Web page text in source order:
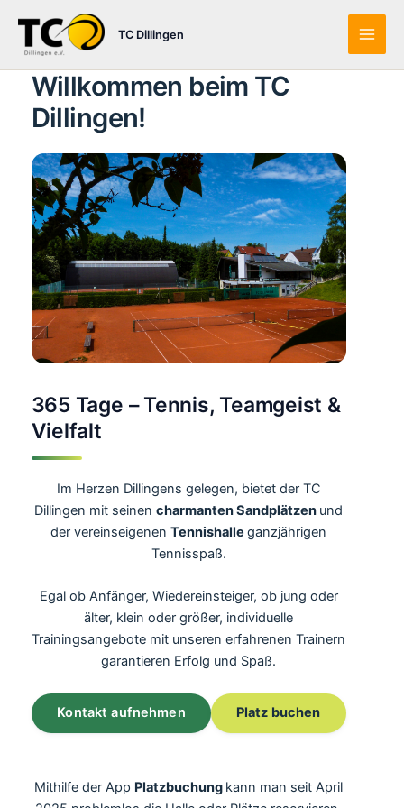
springen
TC Dillingen
Main
Willkommen beim TC
Dillingen!
365 Tage – Tennis, Teamgeist &
Vielfalt
Im Herzen Dillingens gelegen, bietet der TC
Dillingen mit seinencharmantenSandplätzen und
der vereinseigenenTennishalleganzjährigen
Tennisspaß.
Egal ob Anfänger, Wiedereinsteiger, ob jung oder
älter, klein oder größer, individuelle
Trainingsangebote mit unseren erfahrenen Trainern
garantieren Erfolg und Spaß.
Kontakt aufnehmen Platz buchen
Mithilfe der App Platzbuchung kann man seit April